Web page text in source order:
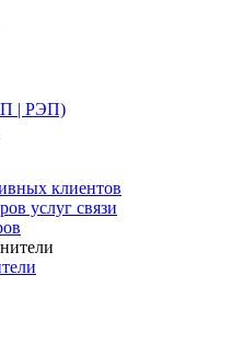
| РЭП)
клиентов
услуг связи